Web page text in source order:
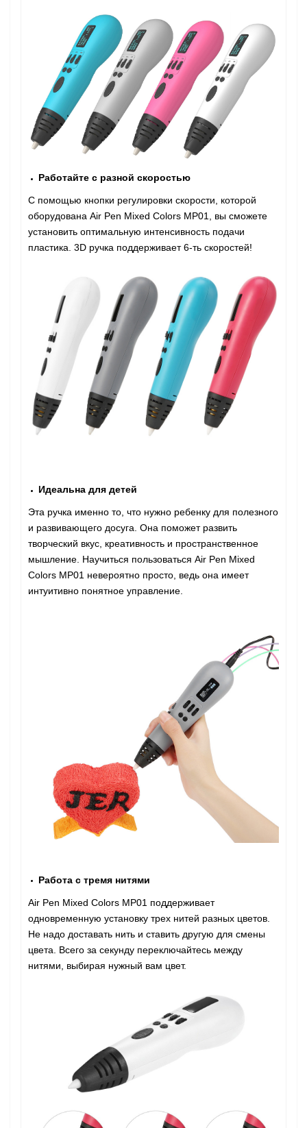
Работайте с разной скоростью
С помощью кнопки регулировки скорости, которой
оборудована Air Pen Mixed Colors MP01, вы сможете
установить оптимальную интенсивность подачи
пластика. 3D ручка поддерживает 6-ть скоростей!
Идеальна для детей
Эта ручка именно то, что нужно ребенку для полезного
и развивающего досуга. Она поможет развить
творческий вкус, креативность и пространственное
мышление. Научиться пользоваться Air Pen Mixed
Colors MP01 невероятно просто, ведь она имеет
интуитивно понятное управление.
Работа с тремя нитями
Air Pen Mixed Colors MP01 поддерживает
одновременную установку трех нитей разных цветов.
Не надо доставать нить и ставить другую для смены
цвета. Всего за секунду переключайтесь между
нитями, выбирая нужный вам цвет.